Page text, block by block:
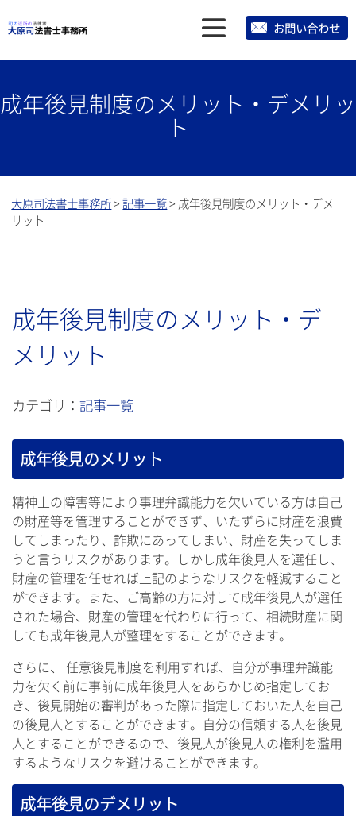
ー
お問い合わせ
成年後見制度のメリット・デメリッ
ト
大原司法書士事務所>記事一覧> 成年後見制度のメリット・デメ
リット
成年後見制度のメリット・デ
メリット
カテゴリ： 記事一覧
成年後見のメリット
精神上の障害等により事理弁識能力を欠いている方は自己
の財産等を管理することができず、いたずらに財産を浪費
してしまったり、詐欺にあってしまい、財産を失ってしま
うと言うリスクがあります。しかし成年後見人を選任し、
財産の管理を任せれば上記のようなリスクを軽減すること
ができます。また、ご高齢の方に対して成年後見人が選任
された場合、財産の管理を代わりに行って、相続財産に関
しても成年後見人が整理をすることができます。
さらに、 任意後見制度を利用すれば、自分が事理弁識能
力を欠く前に事前に成年後見人をあらかじめ指定してお
き、後見開始の審判があった際に指定しておいた人を自己
の後見人とすることができます。自分の信頼する人を後見
人とすることができるので、後見人が後見人の権利を濫用
するようなリスクを避けることができます。
成年後見のデメリット